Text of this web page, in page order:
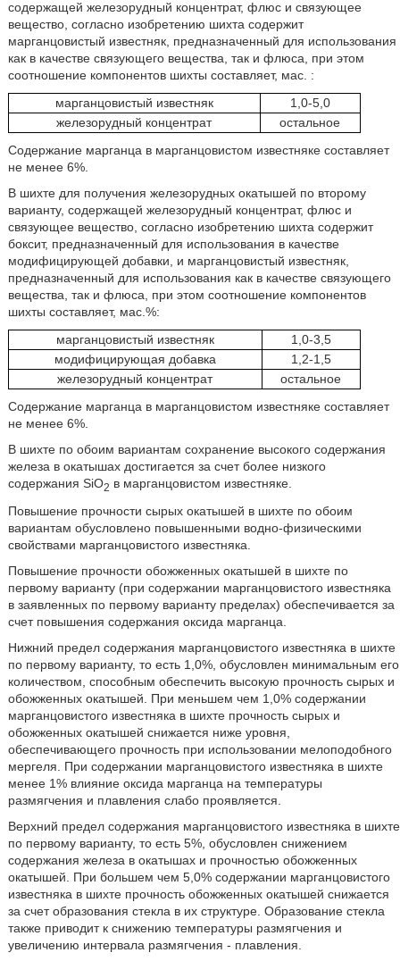
содержащей железорудный концентрат, флюс и связующее
вещество, согласно изобретению шихта содержит
марганцовистый известняк, предназначенный для использования
как в качестве связующего вещества, так и флюса, при этом
соотношение компонентов шихты составляет, мас. :
марганцовистый известняк
1,0-5,0
железорудный концентрат
остальное
Содержание марганца в марганцовистом известняке составляет
не менее 6%.
В шихте для получения железорудных окатышей по второму
варианту, содержащей железорудный концентрат, флюс и
связующее вещество, согласно изобретению шихта содержит
боксит, предназначенный для использования в качестве
модифицирующей добавки, и марганцовистый известняк,
предназначенный для использования как в качестве связующего
вещества, так и флюса, при этом соотношение компонентов
шихты составляет, мас.%:
марганцовистый известняк
1,0-3,5
модифицирующая добавка
1,2-1,5
железорудный концентрат
остальное
Содержание марганца в марганцовистом известняке составляет
не менее 6%.
В шихте по обоим вариантам сохранение высокого содержания
железа в окатышах достигается за счет более низкого
содержания SiO2 в марганцовистом известняке.
Повышение прочности сырых окатышей в шихте по обоим
вариантам обусловлено повышенными водно-физическими
свойствами марганцовистого известняка.
Повышение прочности обожженных окатышей в шихте по
первому варианту (при содержании марганцовистого известняка
в заявленных по первому варианту пределах) обеспечивается за
счет повышения содержания оксида марганца.
Нижний предел содержания марганцовистого известняка в шихте
по первому варианту, то есть 1,0%, обусловлен минимальным его
количеством, способным обеспечить высокую прочность сырых и
обожженных окатышей. При меньшем чем 1,0% содержании
марганцовистого известняка в шихте прочность сырых и
обожженных окатышей снижается ниже уровня,
обеспечивающего прочность при использовании мелоподобного
мергеля. При содержании марганцовистого известняка в шихте
менее 1% влияние оксида марганца на температуры
размягчения и плавления слабо проявляется.
Верхний предел содержания марганцовистого известняка в шихте
по первому варианту, то есть 5%, обусловлен снижением
содержания железа в окатышах и прочностью обожженных
окатышей. При большем чем 5,0% содержании марганцовистого
известняка в шихте прочность обожженных окатышей снижается
за счет образования стекла в их структуре. Образование стекла
также приводит к снижению температуры размягчения и
увеличению интервала размягчения - плавления.